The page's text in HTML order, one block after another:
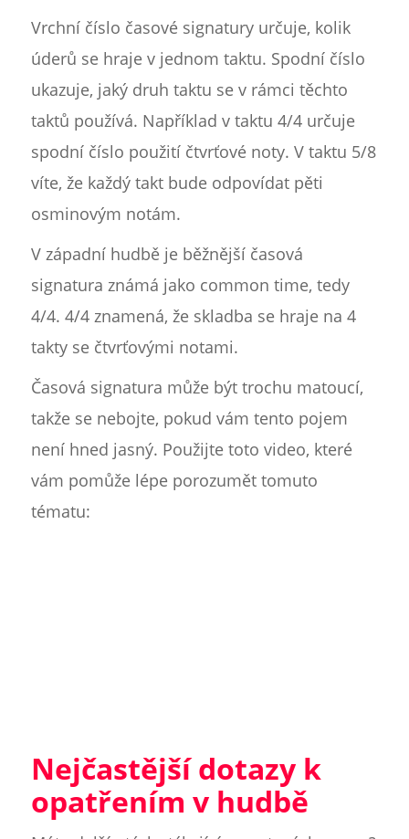
Vrchní číslo časové signatury určuje, kolik
úderů se hraje v jednom taktu. Spodní číslo
ukazuje, jaký druh taktu se v rámci těchto
taktů používá. Například v taktu 4/4 určuje
spodní číslo použití čtvrťové noty. V taktu 5/8
víte, že každý takt bude odpovídat pěti
osminovým notám.
V západní hudbě je běžnější časová
signatura známá jako common time, tedy
4/4. 4/4 znamená, že skladba se hraje na 4
takty se čtvrťovými notami.
Časová signatura může být trochu matoucí,
takže se nebojte, pokud vám tento pojem
není hned jasný. Použijte toto video, které
vám pomůže lépe porozumět tomuto
tématu:
Nejčastější dotazy k
opatřením v hudbě